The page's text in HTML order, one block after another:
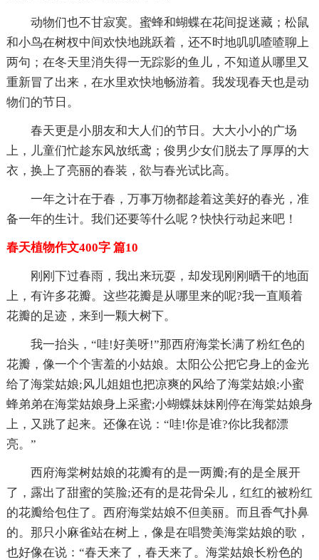
动物们也不甘寂寞。蜜蜂和蝴蝶在花间捉迷藏；松鼠
和小鸟在树杈中间欢快地跳跃着，还不时地叽叽喳喳聊上
两句；在冬天里消失得一无踪影的鱼儿，不知道从哪里又
重新冒了出来，在水里欢快地畅游着。我发现春天也是动
物们的节日。
春天更是小朋友和大人们的节日。大大小小的广场
上，儿童们忙趁东风放纸鸢；俊男少女们脱去了厚厚的大
衣，换上了亮丽的春装，欲与春光试比高。
一年之计在于春，万事万物都趁着这美好的春光，准
备一年的生计。我们还要等什么呢？快快行动起来吧！
春天植物作文400字 篇10
刚刚下过春雨，我出来玩耍，却发现刚刚晒干的地面
上，有许多花瓣。这些花瓣是从哪里来的呢?我一直顺着
花瓣的足迹，来到一颗大树下。
我一抬头，“哇!好美呀!”那西府海棠长满了粉红色的
花瓣，像一个个害羞的小姑娘。太阳公公把它身上的金光
给了海棠姑娘;风儿姐姐也把凉爽的风给了海棠姑娘;小蜜
蜂弟弟在海棠姑娘身上采蜜;小蝴蝶妹妹刚停在海棠姑娘身
上，又跳了起来。还像在说：“哇!你是谁?你比我都漂
亮。”
西府海棠树姑娘的花瓣有的是一两瓣;有的是全展开
了，露出了甜蜜的笑脸;还有的是花骨朵儿，红红的被粉红
的花瓣给包住了。西府海棠姑娘不但美丽。而且香气扑鼻
的。那只小麻雀站在树上，像是在唱赞美海棠姑娘的歌，
也好像在说：“春天来了，春天来了。海棠姑娘长粉色的